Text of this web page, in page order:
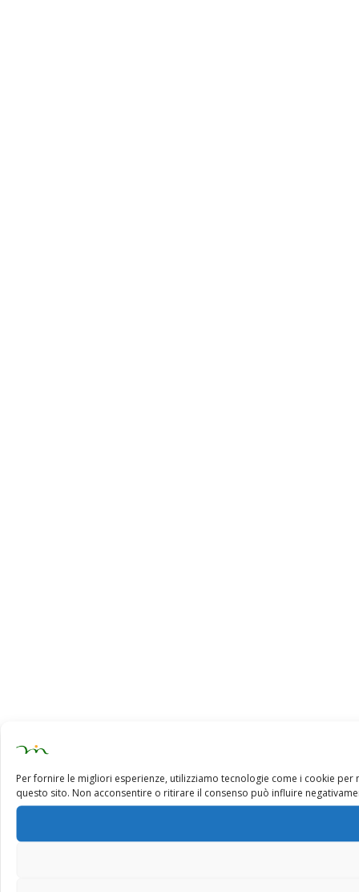
Per fornire le migliori esperienze, utilizziamo tecnologie come i cookie
questo sito. Non acconsentire o ritirare il consenso può influire